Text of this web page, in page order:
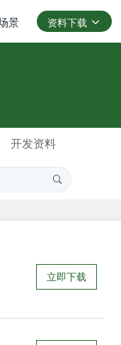
景 资料下载
开发资料
立即下载